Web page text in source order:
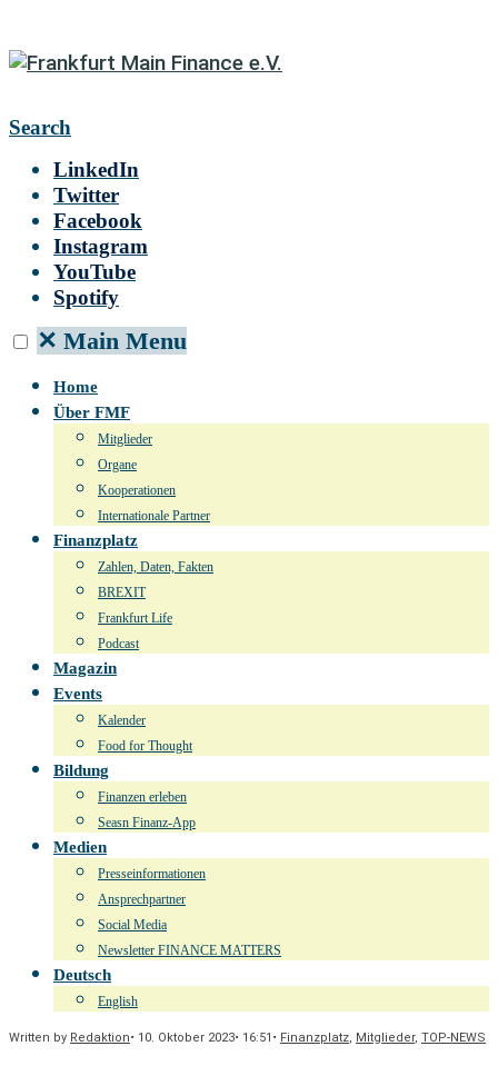
Search
LinkedIn
Twitter
Facebook
Instagram
YouTube
Spotify
✕ Main Menu
Home
Über FMF
Mitglieder
Organe
Kooperationen
Internationale Partner
Finanzplatz
Zahlen, Daten, Fakten
BREXIT
Frankfurt Life
Podcast
Magazin
Events
Kalender
Food for Thought
Bildung
Finanzen erleben
Seasn Finanz-App
Medien
Presseinformationen
Ansprechpartner
Social Media
Newsletter FINANCE MATTERS
Deutsch
English
Written by Redaktion• 10. Oktober 2023• 16:51 • Finanzplatz, Mitglieder, TOP-NEWS